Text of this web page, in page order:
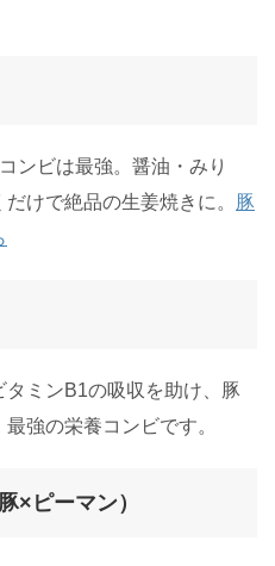
ンビは最強。醤油・みり
けで絶品の生姜焼きに。
豚
ミンB1の吸収を助け、豚
強の栄養コンビです。
×ピーマン）